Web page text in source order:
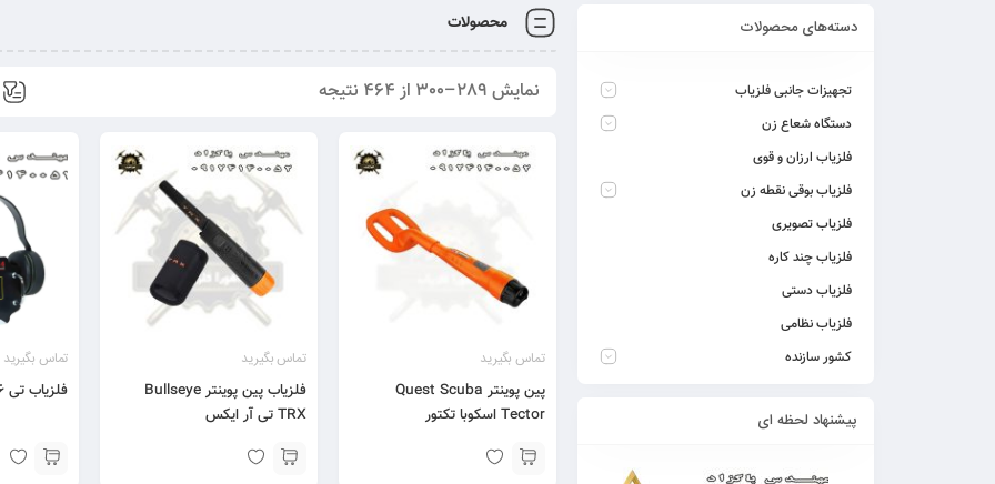
محصولات
نمایش 289–300 از 464 نتیجه
تماس بگیرید
پین پوینتر Quest Scuba
Tector اسکوبا تکتور
تماس بگیرید
فلزیاب پین پوینتر Bullseye
TRX تی آر ایکس
تماس بگیرید
فلزیاب تی T6
دسته‌های محصولات
تجهیزات جانبی فلزیاب
دستگاه شعاع زن
فلزیاب ارزان و قوی
فلزیاب بوقی نقطه زن
فلزیاب تصویری
فلزیاب چند کاره
فلزیاب دستی
فلزیاب نظامی
کشور سازنده
پیشنهاد لحظه ای